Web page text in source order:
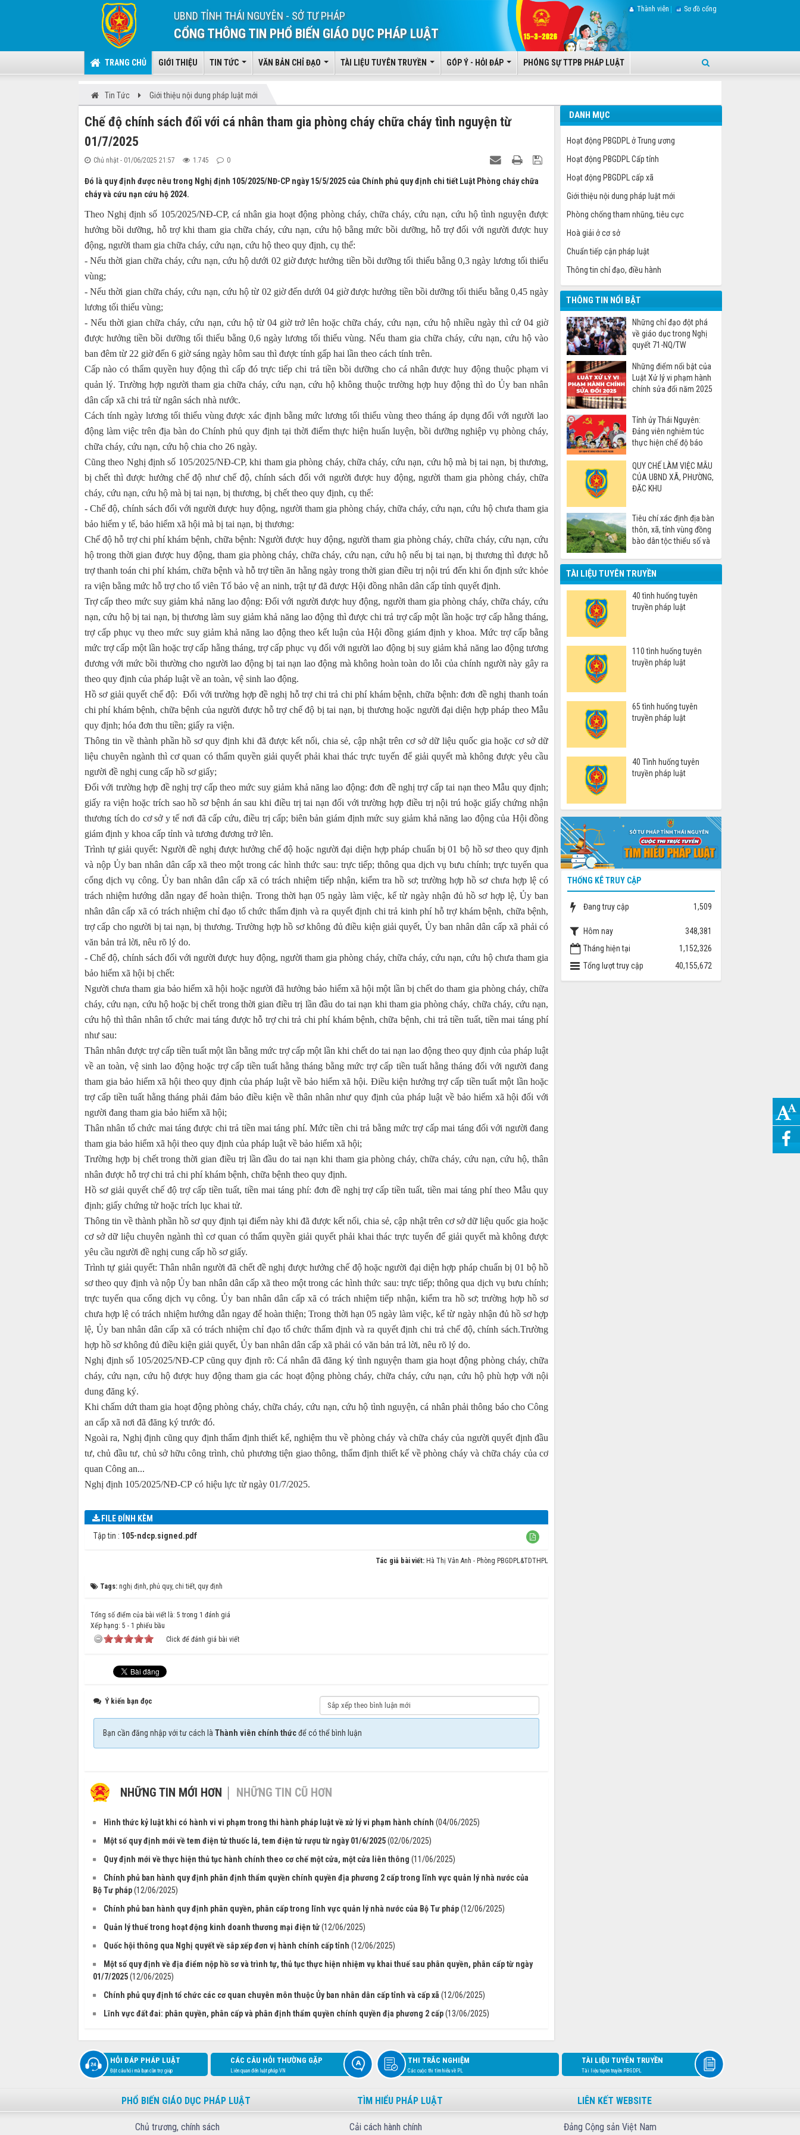
UBND TỈNH THÁI NGUYÊN - SỞ TƯ PHÁP
CỔNG THÔNG TIN PHỔ BIẾN GIÁO DỤC PHÁP LUẬT
TRANG CHỦ GIỚI THIỆU TIN TỨC VĂN BẢN CHỈ ĐẠO TÀI LIỆU TUYÊN TRUYỀN GÓP Ý - HỎI ĐÁP PHÓNG SỰ TTPB PHÁP LUẬT
Thành viên Sơ đồ cổng
Tin Tức Giới thiệu nội dung pháp luật mới
Chế độ chính sách đối với cá nhân tham gia phòng cháy chữa cháy tình nguyện từ
01/7/2025
Chủ nhật - 01/06/2025 21:57 1.745 0
Đó là quy định được nêu trong Nghị định 105/2025/NĐ-CP ngày 15/5/2025 của Chính phủ quy định chi tiết Luật Phòng cháy chữa
cháy và cứu nạn cứu hộ 2024.
Theo Nghị định số 105/2025/NĐ-CP, cá nhân gia hoạt động phòng cháy, chữa cháy, cứu nạn, cứu hộ tình nguyện được
hưởng bồi dưỡng, hỗ trợ khi tham gia chữa cháy, cứu nạn, cứu hộ bằng mức bồi dưỡng, hỗ trợ đối với người được huy
động, người tham gia chữa cháy, cứu nạn, cứu hộ theo quy định, cụ thể:
- Nếu thời gian chữa cháy, cứu nạn, cứu hộ dưới 02 giờ được hưởng tiền bồi dưỡng tối thiểu bằng 0,3 ngày lương tối thiểu
vùng;
- Nếu thời gian chữa cháy, cứu nạn, cứu hộ từ 02 giờ đến dưới 04 giờ được hưởng tiền bồi dưỡng tối thiểu bằng 0,45 ngày
lương tối thiểu vùng;
- Nếu thời gian chữa cháy, cứu nạn, cứu hộ từ 04 giờ trở lên hoặc chữa cháy, cứu nạn, cứu hộ nhiều ngày thì cứ 04 giờ
được hưởng tiền bồi dưỡng tối thiểu bằng 0,6 ngày lương tối thiểu vùng. Nếu tham gia chữa cháy, cứu nạn, cứu hộ vào
ban đêm từ 22 giờ đến 6 giờ sáng ngày hôm sau thì được tính gấp hai lần theo cách tính trên.
Cấp nào có thẩm quyền huy động thì cấp đó trực tiếp chi trả tiền bồi dưỡng cho cá nhân được huy động thuộc phạm vi
quản lý. Trường hợp người tham gia chữa cháy, cứu nạn, cứu hộ không thuộc trường hợp huy động thì do Ủy ban nhân
dân cấp xã chi trả từ ngân sách nhà nước.
Cách tính ngày lương tối thiểu vùng được xác định bằng mức lương tối thiểu vùng theo tháng áp dụng đối với người lao
động làm việc trên địa bàn do Chính phủ quy định tại thời điểm thực hiện huấn luyện, bồi dưỡng nghiệp vụ phòng cháy,
chữa cháy, cứu nạn, cứu hộ chia cho 26 ngày.
Cũng theo Nghị định số 105/2025/NĐ-CP, khi tham gia phòng cháy, chữa cháy, cứu nạn, cứu hộ mà bị tai nạn, bị thương,
bị chết thì được hưởng chế độ như chế độ, chính sách đối với người được huy động, người tham gia phòng cháy, chữa
cháy, cứu nạn, cứu hộ mà bị tai nạn, bị thương, bị chết theo quy định, cụ thể:
- Chế độ, chính sách đối với người được huy động, người tham gia phòng cháy, chữa cháy, cứu nạn, cứu hộ chưa tham gia
bảo hiểm y tế, bảo hiểm xã hội mà bị tai nạn, bị thương:
Chế độ hỗ trợ chi phí khám bệnh, chữa bệnh: Người được huy động, người tham gia phòng cháy, chữa cháy, cứu nạn, cứu
hộ trong thời gian được huy động, tham gia phòng cháy, chữa cháy, cứu nạn, cứu hộ nếu bị tai nạn, bị thương thì được hỗ
trợ thanh toán chi phí khám, chữa bệnh và hỗ trợ tiền ăn hằng ngày trong thời gian điều trị nội trú đến khi ổn định sức khỏe
ra viện bằng mức hỗ trợ cho tổ viên Tổ bảo vệ an ninh, trật tự đã được Hội đồng nhân dân cấp tỉnh quyết định.
Trợ cấp theo mức suy giảm khả năng lao động: Đối với người được huy động, người tham gia phòng cháy, chữa cháy, cứu
nạn, cứu hộ bị tai nạn, bị thương làm suy giảm khả năng lao động thì được chi trả trợ cấp một lần hoặc trợ cấp hằng tháng,
trợ cấp phục vụ theo mức suy giảm khả năng lao động theo kết luận của Hội đồng giám định y khoa. Mức trợ cấp bằng
mức trợ cấp một lần hoặc trợ cấp hằng tháng, trợ cấp phục vụ đối với người lao động bị suy giảm khả năng lao động tương
đương với mức bồi thường cho người lao động bị tai nạn lao động mà không hoàn toàn do lỗi của chính người này gây ra
theo quy định của pháp luật về an toàn, vệ sinh lao động.
Hồ sơ giải quyết chế độ: Đối với trường hợp đề nghị hỗ trợ chi trả chi phí khám bệnh, chữa bệnh: đơn đề nghị thanh toán
chi phí khám bệnh, chữa bệnh của người được hỗ trợ chế độ bị tai nạn, bị thương hoặc người đại diện hợp pháp theo Mẫu
quy định; hóa đơn thu tiền; giấy ra viện.
Thông tin về thành phần hồ sơ quy định khi đã được kết nối, chia sẻ, cập nhật trên cơ sở dữ liệu quốc gia hoặc cơ sở dữ
liệu chuyên ngành thì cơ quan có thẩm quyền giải quyết phải khai thác trực tuyến để giải quyết mà không được yêu cầu
người đề nghị cung cấp hồ sơ giấy;
Đối với trường hợp đề nghị trợ cấp theo mức suy giảm khả năng lao động: đơn đề nghị trợ cấp tai nạn theo Mẫu quy định;
giấy ra viện hoặc trích sao hồ sơ bệnh án sau khi điều trị tai nạn đối với trường hợp điều trị nội trú hoặc giấy chứng nhận
thương tích do cơ sở y tế nơi đã cấp cứu, điều trị cấp; biên bản giám định mức suy giảm khả năng lao động của Hội đồng
giám định y khoa cấp tỉnh và tương đương trở lên.
Trình tự giải quyết: Người đề nghị được hưởng chế độ hoặc người đại diện hợp pháp chuẩn bị 01 bộ hồ sơ theo quy định
và nộp Ủy ban nhân dân cấp xã theo một trong các hình thức sau: trực tiếp; thông qua dịch vụ bưu chính; trực tuyến qua
cổng dịch vụ công. Ủy ban nhân dân cấp xã có trách nhiệm tiếp nhận, kiểm tra hồ sơ; trường hợp hồ sơ chưa hợp lệ có
trách nhiệm hướng dẫn ngay để hoàn thiện. Trong thời hạn 05 ngày làm việc, kể từ ngày nhận đủ hồ sơ hợp lệ, Ủy ban
nhân dân cấp xã có trách nhiệm chỉ đạo tổ chức thẩm định và ra quyết định chi trả kinh phí hỗ trợ khám bệnh, chữa bệnh,
trợ cấp cho người bị tai nạn, bị thương. Trường hợp hồ sơ không đủ điều kiện giải quyết, Ủy ban nhân dân cấp xã phải có
văn bản trả lời, nêu rõ lý do.
- Chế độ, chính sách đối với người được huy động, người tham gia phòng cháy, chữa cháy, cứu nạn, cứu hộ chưa tham gia
bảo hiểm xã hội bị chết:
Người chưa tham gia bảo hiểm xã hội hoặc người đã hưởng bảo hiểm xã hội một lần bị chết do tham gia phòng cháy, chữa
cháy, cứu nạn, cứu hộ hoặc bị chết trong thời gian điều trị lần đầu do tai nạn khi tham gia phòng cháy, chữa cháy, cứu nạn,
cứu hộ thì thân nhân tổ chức mai táng được hỗ trợ chi trả chi phí khám bệnh, chữa bệnh, chi trả tiền tuất, tiền mai táng phí
như sau:
Thân nhân được trợ cấp tiền tuất một lần bằng mức trợ cấp một lần khi chết do tai nạn lao động theo quy định của pháp luật
về an toàn, vệ sinh lao động hoặc trợ cấp tiền tuất hằng tháng bằng mức trợ cấp tiền tuất hằng tháng đối với người đang
tham gia bảo hiểm xã hội theo quy định của pháp luật về bảo hiểm xã hội. Điều kiện hưởng trợ cấp tiền tuất một lần hoặc
trợ cấp tiền tuất hằng tháng phải đảm bảo điều kiện về thân nhân như quy định của pháp luật về bảo hiểm xã hội đối với
người đang tham gia bảo hiểm xã hội;
Thân nhân tổ chức mai táng được chi trả tiền mai táng phí. Mức tiền chi trả bằng mức trợ cấp mai táng đối với người đang
tham gia bảo hiểm xã hội theo quy định của pháp luật về bảo hiểm xã hội;
Trường hợp bị chết trong thời gian điều trị lần đầu do tai nạn khi tham gia phòng cháy, chữa cháy, cứu nạn, cứu hộ, thân
nhân được hỗ trợ chi trả chi phí khám bệnh, chữa bệnh theo quy định.
Hồ sơ giải quyết chế độ trợ cấp tiền tuất, tiền mai táng phí: đơn đề nghị trợ cấp tiền tuất, tiền mai táng phí theo Mẫu quy
định; giấy chứng tử hoặc trích lục khai tử.
Thông tin về thành phần hồ sơ quy định tại điểm này khi đã được kết nối, chia sẻ, cập nhật trên cơ sở dữ liệu quốc gia hoặc
cơ sở dữ liệu chuyên ngành thì cơ quan có thẩm quyền giải quyết phải khai thác trực tuyến để giải quyết mà không được
yêu cầu người đề nghị cung cấp hồ sơ giấy.
Trình tự giải quyết: Thân nhân người đã chết đề nghị được hưởng chế độ hoặc người đại diện hợp pháp chuẩn bị 01 bộ hồ
sơ theo quy định và nộp Ủy ban nhân dân cấp xã theo một trong các hình thức sau: trực tiếp; thông qua dịch vụ bưu chính;
trực tuyến qua cổng dịch vụ công. Ủy ban nhân dân cấp xã có trách nhiệm tiếp nhận, kiểm tra hồ sơ; trường hợp hồ sơ
chưa hợp lệ có trách nhiệm hướng dẫn ngay để hoàn thiện; Trong thời hạn 05 ngày làm việc, kể từ ngày nhận đủ hồ sơ hợp
lệ, Ủy ban nhân dân cấp xã có trách nhiệm chỉ đạo tổ chức thẩm định và ra quyết định chi trả chế độ, chính sách.Trường
hợp hồ sơ không đủ điều kiện giải quyết, Ủy ban nhân dân cấp xã phải có văn bản trả lời, nêu rõ lý do.
Nghị định số 105/2025/NĐ-CP cũng quy định rõ: Cá nhân đã đăng ký tình nguyện tham gia hoạt động phòng cháy, chữa
cháy, cứu nạn, cứu hộ được huy động tham gia các hoạt động phòng cháy, chữa cháy, cứu nạn, cứu hộ phù hợp với nội
dung đăng ký.
Khi chấm dứt tham gia hoạt động phòng cháy, chữa cháy, cứu nạn, cứu hộ tình nguyện, cá nhân phải thông báo cho Công
an cấp xã nơi đã đăng ký trước đó.
Ngoài ra, Nghị định cũng quy định thẩm định thiết kế, nghiệm thu về phòng cháy và chữa cháy của người quyết định đầu
tư, chủ đầu tư, chủ sở hữu công trình, chủ phương tiện giao thông, thẩm định thiết kế về phòng cháy và chữa cháy của cơ
quan Công an...
Nghị định 105/2025/NĐ-CP có hiệu lực từ ngày 01/7/2025.
FILE ĐÍNH KÈM
Tập tin : 105-ndcp.signed.pdf
Tác giả bài viết: Hà Thị Vân Anh - Phòng PBGDPL&TDTHPL
Tags: nghị định, phủ quy, chi tiết, quy định
Tổng số điểm của bài viết là: 5 trong 1 đánh giá
Xếp hạng: 5 - 1 phiếu bầu
Click để đánh giá bài viết
Ý kiến bạn đọc
Bạn cần đăng nhập với tư cách là Thành viên chính thứcđể có thể bình luận
NHỮNG TIN MỚI HƠN NHỮNG TIN CŨ HƠN
Hình thức kỷ luật khi có hành vi vi phạm trong thi hành pháp luật về xử lý vi phạm hành chính (04/06/2025)
Một số quy định mới về tem điện tử thuốc lá, tem điện tử rượu từ ngày 01/6/2025(02/06/2025)
Quy định mới về thực hiện thủ tục hành chính theo cơ chế một cửa, một cửa liên thông (11/06/2025)
Chính phủ ban hành quy định phân định thẩm quyền chính quyền địa phương 2 cấp trong lĩnh vực quản lý nhà nước của
Bộ Tư pháp(12/06/2025)
Chính phủ ban hành quy định phân quyền, phân cấp trong lĩnh vực quản lý nhà nước của Bộ Tư pháp(12/06/2025)
Quản lý thuế trong hoạt động kinh doanh thương mại điện tử(12/06/2025)
Quốc hội thông qua Nghị quyết về sắp xếp đơn vị hành chính cấp tỉnh (12/06/2025)
Một số quy định về địa điểm nộp hồ sơ và trình tự, thủ tục thực hiện nhiệm vụ khai thuế sau phân quyền, phân cấp từ ngày
01/7/2025(12/06/2025)
Chính phủ quy định tổ chức các cơ quan chuyên môn thuộc Ủy ban nhân dân cấp tỉnh và cấp xã (12/06/2025)
Lĩnh vực đất đai: phân quyền, phân cấp và phân định thẩm quyền chính quyền địa phương 2 cấp(13/06/2025)
DANH MỤC
Hoạt động PBGDPL ở Trung ương
Hoạt động PBGDPL Cấp tỉnh
Hoạt động PBGDPL cấp xã
Giới thiệu nội dung pháp luật mới
Phòng chống tham nhũng, tiêu cực
Hoà giải ở cơ sở
Chuẩn tiếp cận pháp luật
Thông tin chỉ đạo, điều hành
THÔNG TIN NỔI BẬT
Những chỉ đạo đột phá
về giáo dục trong Nghị
quyết 71-NQ/TW
Những điểm nổi bật của
Luật Xử lý vi phạm hành
chính sửa đổi năm 2025
Tỉnh ủy Thái Nguyên:
Đảng viên nghiêm túc
thực hiện chế độ báo
QUY CHẾ LÀM VIỆC MẪU
CỦA UBND XÃ, PHƯỜNG,
ĐẶC KHU
Tiêu chí xác định địa bàn
thôn, xã, tỉnh vùng đồng
bào dân tộc thiểu số và
TÀI LIỆU TUYÊN TRUYỀN
40 tình huống tuyên
truyền pháp luật
110 tình huống tuyên
truyền pháp luật
65 tình huống tuyên
truyền pháp luật
40 Tình huống tuyên
truyền pháp luật
THỐNG KÊ TRUY CẬP
Đang truy cập 1,509
Hôm nay
348,381
Tháng hiện tại
1,152,326
Tổng lượt truy cập
40,155,672
HỎI ĐÁP PHÁP LUẬT
Đặt câu hỏi mà bạn cần trợ giúp
CÁC CÂU HỎI THƯỜNG GẶP
Liên quan đến luật pháp VN
THI TRẮC NGHIỆM
Các cuộc thi tìm hiểu về PL
TÀI LIỆU TUYÊN TRUYỀN
Tài liệu tuyên truyền PBGDPL
PHỔ BIẾN GIÁO DỤC PHÁP LUẬT
Chủ trương, chính sách
TÌM HIỂU PHÁP LUẬT
Cải cách hành chính
LIÊN KẾT WEBSITE
Đảng Cộng sản Việt Nam